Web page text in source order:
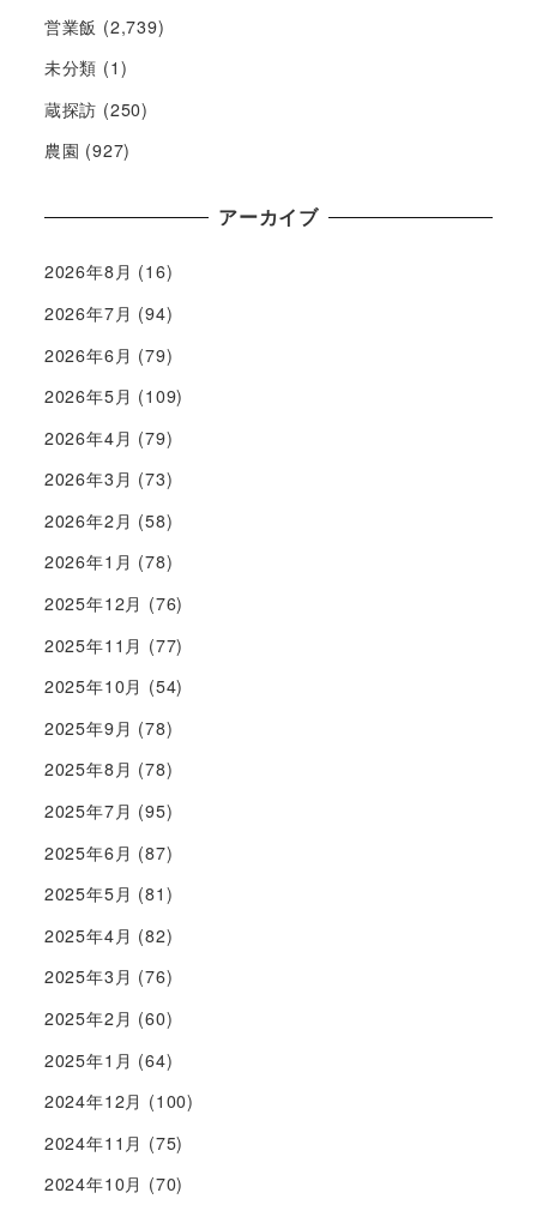
営業飯 (2,739)
未分類 (1)
蔵探訪 (250)
農園 (927)
アーカイブ
2026年8月 (16)
2026年7月 (94)
2026年6月 (79)
2026年5月 (109)
2026年4月 (79)
2026年3月 (73)
2026年2月 (58)
2026年1月 (78)
2025年12月 (76)
2025年11月 (77)
2025年10月 (54)
2025年9月 (78)
2025年8月 (78)
2025年7月 (95)
2025年6月 (87)
2025年5月 (81)
2025年4月 (82)
2025年3月 (76)
2025年2月 (60)
2025年1月 (64)
2024年12月 (100)
2024年11月 (75)
2024年10月 (70)